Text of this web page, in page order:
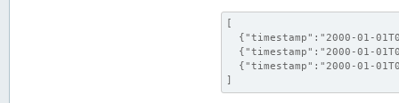
[
{"timestamp":"2000-01-
{"timestamp":"2000-01-
{"timestamp":"2000-01-
]